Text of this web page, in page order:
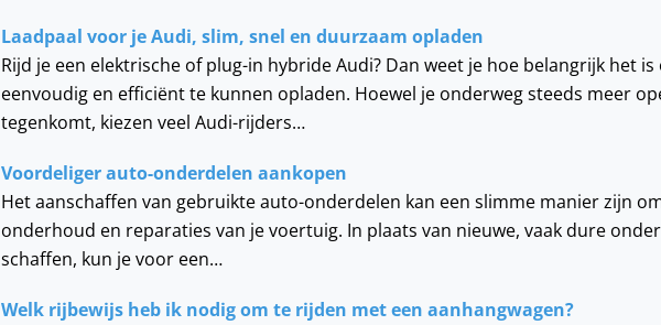
Laadpaal voor je Audi, slim, snel en duurzaam opladen
Rijd je een elektrische of plug-in hybride Audi? Dan weet je hoe belangrijk het
eenvoudig en efficiënt te kunnen opladen. Hoewel je onderweg steeds meer
tegenkomt, kiezen veel Audi-rijders…
Voordeliger auto-onderdelen aankopen
Het aanschaffen van gebruikte auto-onderdelen kan een slimme manier zijn
onderhoud en reparaties van je voertuig. In plaats van nieuwe, vaak dure
schaffen, kun je voor een…
Welk rijbewijs heb ik nodig om te rijden met een aanhangwagen?